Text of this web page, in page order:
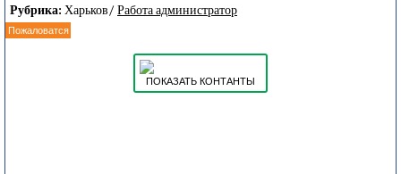
Рубрика: Харьков/ Работа администратор
Пожаловатся
ПОКАЗАТЬ КОНТАНТЫ